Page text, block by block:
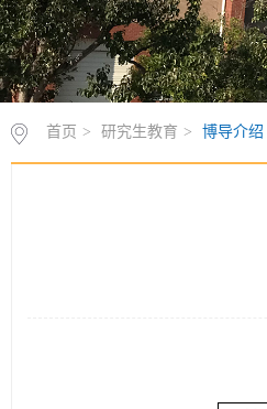
首页 > 研究生教育 > 博导介绍